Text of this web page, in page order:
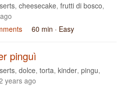
, cheesecake, frutti di bosco,
60 min · Easy
pinguì
, dolce, torta, kinder, pingu,
years ago